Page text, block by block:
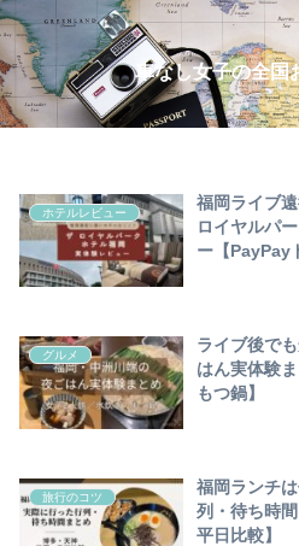
車なし女子の全国
ホテルレビュー
福岡ライブ
ロイヤルパ
ー【PayPay
グルメ
ライブ後で
はん実体験
もつ鍋】
旅行のコツ
福岡ランチ
列・待ち時
平日比較】